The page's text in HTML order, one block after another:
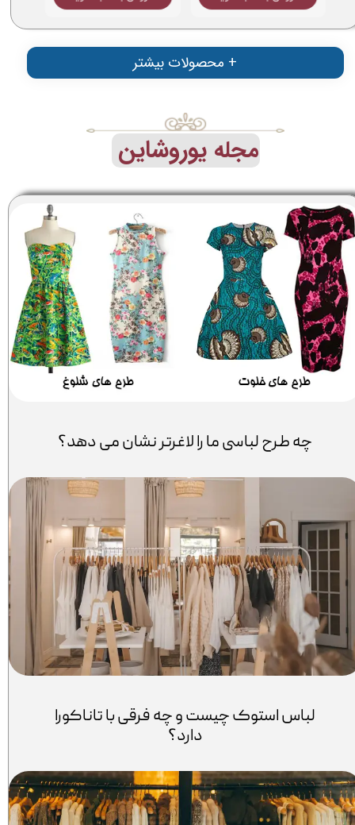
محصولات بیشتر +
​مجله یوروشاین
چه طرح لباسی ما را لاغرتر نشان می دهد؟
لباس استوک چیست و چه فرقی با تاناکورا
دارد؟